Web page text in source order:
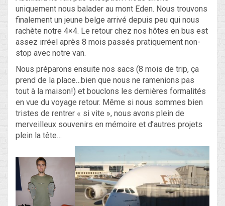
uniquement nous balader au mont Eden. Nous trouvons
finalement un jeune belge arrivé depuis peu qui nous
rachète notre 4×4. Le retour chez nos hôtes en bus est
assez irréel après 8 mois passés pratiquement non-
stop avec notre van.
Nous préparons ensuite nos sacs (8 mois de trip, ça
prend de la place…bien que nous ne ramenions pas
tout à la maison!) et bouclons les dernières formalités
en vue du voyage retour. Même si nous sommes bien
tristes de rentrer « si vite », nous avons plein de
merveilleux souvenirs en mémoire et d’autres projets
plein la tête…